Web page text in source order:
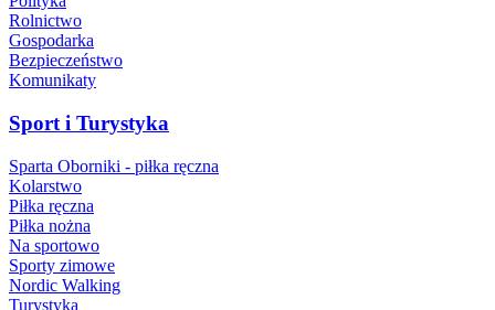
Rolnictwo
Gospodarka
Bezpieczeństwo
Komunikaty
Sport i Turystyka
Sparta Oborniki - piłka ręczna
Kolarstwo
Piłka ręczna
Piłka nożna
Na sportowo
Sporty zimowe
Nordic Walking
Turystyka